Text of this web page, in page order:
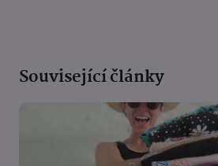
Související články